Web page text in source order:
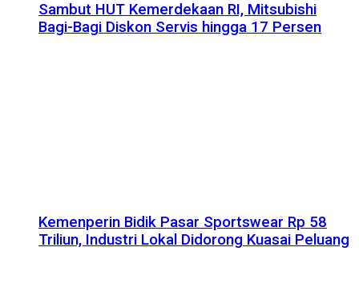
Sambut HUT Kemerdekaan RI, Mitsubishi
Bagi-Bagi Diskon Servis hingga 17 Persen
Kemenperin Bidik Pasar Sportswear Rp 58
Triliun, Industri Lokal Didorong Kuasai Peluang